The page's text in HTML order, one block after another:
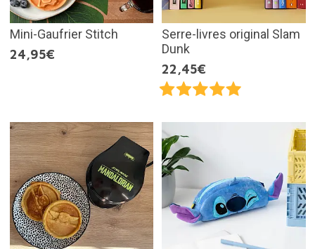
Mini-Gaufrier Stitch
24,95€
Serre-livres original Slam
Dunk
22,45€